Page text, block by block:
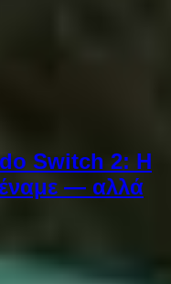
Switch 2: Η
— αλλά